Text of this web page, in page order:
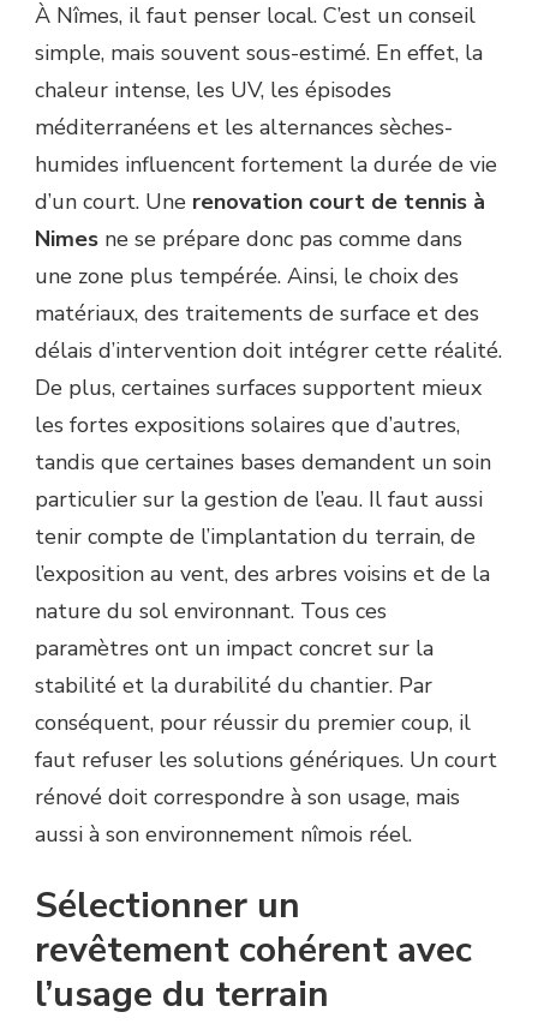
À Nîmes, il faut penser local. C’est un conseil
simple, mais souvent sous-estimé. En effet, la
chaleur intense, les UV, les épisodes
méditerranéens et les alternances sèches-
humides influencent fortement la durée de vie
d’un court. Une renovation court de tennis à
Nimes ne se prépare donc pas comme dans
une zone plus tempérée. Ainsi, le choix des
matériaux, des traitements de surface et des
délais d’intervention doit intégrer cette réalité.
De plus, certaines surfaces supportent mieux
les fortes expositions solaires que d’autres,
tandis que certaines bases demandent un soin
particulier sur la gestion de l’eau. Il faut aussi
tenir compte de l’implantation du terrain, de
l’exposition au vent, des arbres voisins et de la
nature du sol environnant. Tous ces
paramètres ont un impact concret sur la
stabilité et la durabilité du chantier. Par
conséquent, pour réussir du premier coup, il
faut refuser les solutions génériques. Un court
rénové doit correspondre à son usage, mais
aussi à son environnement nîmois réel.
Sélectionner un
revêtement cohérent avec
l’usage du terrain